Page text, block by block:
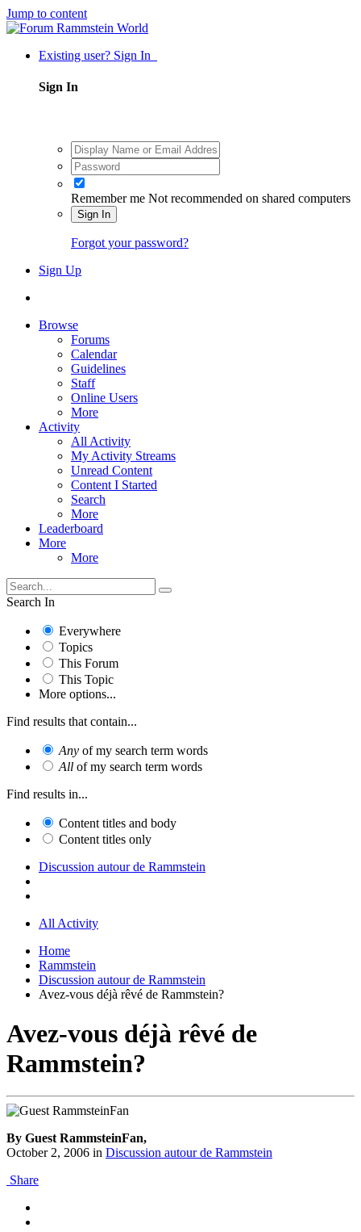
Jump to content
Existing user? Sign In
Sign In
Remember me Not recommended on shared computers
Sign In
Forgot your password?
Sign Up
Browse
Forums
Calendar
Guidelines
Staff
Online Users
More
Activity
All Activity
My Activity Streams
Unread Content
Content I Started
Search
More
Leaderboard
More
More
Search In
Everywhere
Topics
This Forum
This Topic
More options...
Find results that contain...
Any of my search term words
All of my search term words
Find results in...
Content titles and body
Content titles only
Discussion autour de Rammstein
All Activity
Home
Rammstein
Discussion autour de Rammstein
Avez-vous déjà rêvé de Rammstein?
Avez-vous déjà rêvé de
Rammstein?
By Guest RammsteinFan,
October 2, 2006 in Discussion autour de Rammstein
Share